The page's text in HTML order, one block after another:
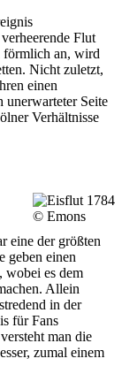
Flut
förmlich an, wird
Nicht zuletzt,
einen
Seite
Verhältnisse
© Emons
eine der größten
geben einen
wobei es dem
Allein
in der
für Fans
man die
zumal einem